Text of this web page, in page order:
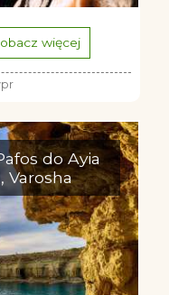
więcej
do Ayia
Varosha